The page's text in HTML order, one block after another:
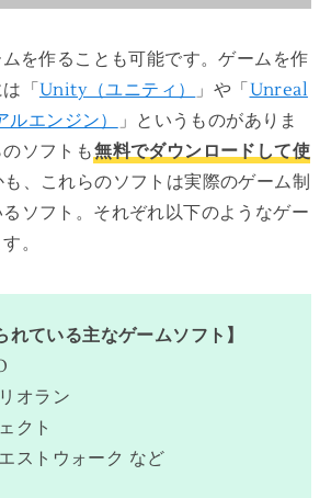
を作ることも可能です。ゲームを作
「 Unity（ユニティ） 」や「 Unreal
エンジン）
」というものがありま
ソフトも無料でダウンロードして使
、これらのソフトは実際のゲーム制
ソフト。それぞれ以下のようなゲー
。
れている主なゲームソフト】
オラン
クト
ストウォーク など